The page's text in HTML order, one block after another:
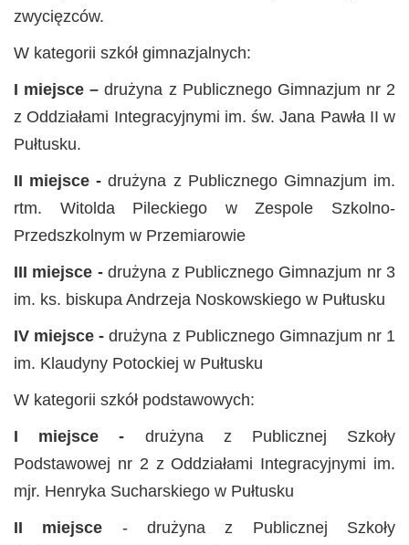
zwycięzców.
W kategorii szkół gimnazjalnych:
I miejsce – drużyna z Publicznego Gimnazjum nr 2
z Oddziałami Integracyjnymi im. św. Jana Pawła II w
Pułtusku.
II miejsce -drużyna z Publicznego Gimnazjum im.
rtm. Witolda Pileckiego w Zespole Szkolno-
Przedszkolnym w Przemiarowie
III miejsce -drużyna z Publicznego Gimnazjum nr 3
im. ks. biskupa Andrzeja Noskowskiego w Pułtusku
IV miejsce - drużyna z Publicznego Gimnazjum nr 1
im. Klaudyny Potockiej w Pułtusku
W kategorii szkół podstawowych:
I miejsce - drużyna z Publicznej Szkoły
Podstawowej nr 2 z Oddziałami Integracyjnymi im.
mjr. Henryka Sucharskiego w Pułtusku
II
miejsce - drużyna z Publicznej Szkoły